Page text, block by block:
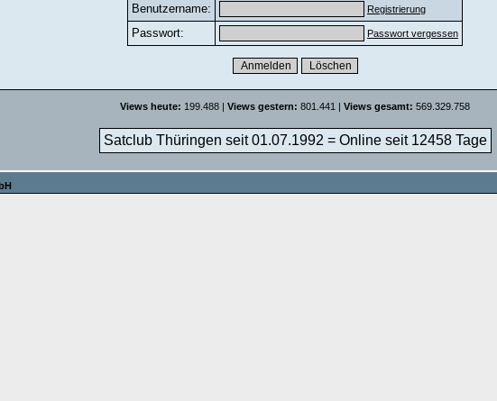
Benutzername: Registrierung
Passwort: Passwort vergessen
Views heute: 199.488 | Views gestern: 801.441 | Views gesamt: 569.329.758
Satclub Thüringen seit 01.07.1992 = Online seit 12458 Tage